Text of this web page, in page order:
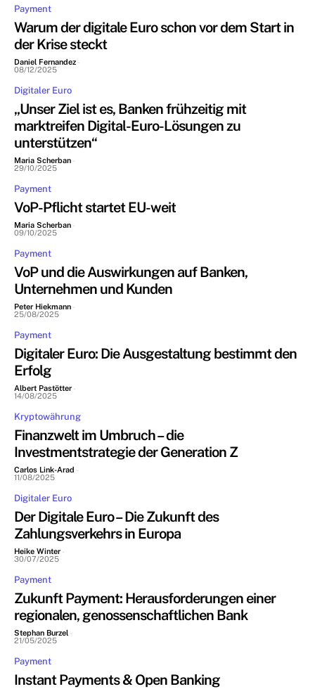
Payment
Warum der digitale Euro schon vor dem Start in
der Krise steckt
Daniel Fernandez -
08/12/2025
Digitaler Euro
„Unser Ziel ist es, Banken frühzeitig mit
marktreifen Digital-Euro-Lösungen zu
unterstützen“
Maria Scherban -
29/10/2025
Payment
VoP-Pflicht startet EU-weit
Maria Scherban -
09/10/2025
Payment
VoP und die Auswirkungen auf Banken,
Unternehmen und Kunden
Peter Hiekmann -
25/08/2025
Payment
Digitaler Euro: Die Ausgestaltung bestimmt den
Erfolg
Albert Pastötter -
14/08/2025
Kryptowährung
Finanzwelt im Umbruch – die
Investmentstrategie der Generation Z
Carlos Link-Arad -
11/08/2025
Digitaler Euro
Der Digitale Euro – Die Zukunft des
Zahlungsverkehrs in Europa
Heike Winter -
30/07/2025
Payment
Zukunft Payment: Herausforderungen einer
regionalen, genossenschaftlichen Bank
Stephan Burzel -
21/05/2025
Payment
Instant Payments & Open Banking